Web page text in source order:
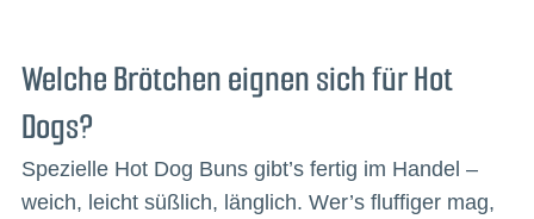
Welche Brötchen eignen sich für Hot
Dogs?
Spezielle Hot Dog Buns gibt’s fertig im Handel –
weich, leicht süßlich, länglich. Wer’s fluffiger mag,